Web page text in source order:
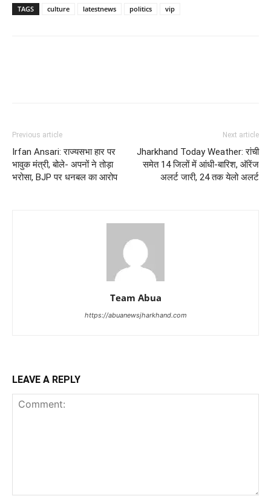
TAGS culture latestnews politics vip
Previous article
Irfan Ansari: राज्यसभा हार पर
भावुक मंत्री, बोले- अपनों ने तोड़ा
भरोसा, BJP पर धनबल का आरोप
Next article
Jharkhand Today Weather: रांची
समेत 14 जिलों में आंधी-बारिश, ऑरेंज
अलर्ट जारी, 24 तक येलो अलर्ट
Team Abua
https://abuanewsjharkhand.com
LEAVE A REPLY